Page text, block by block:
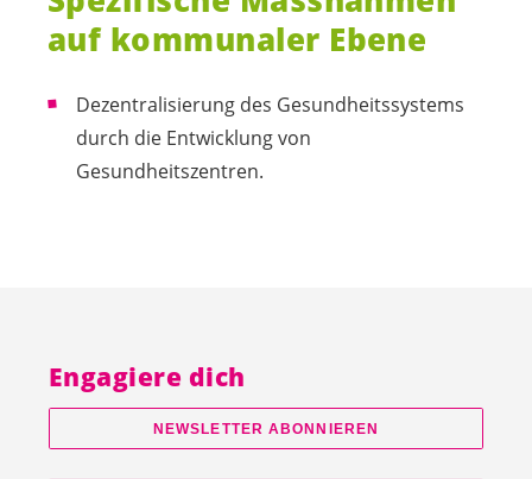
auf kommunaler Ebene
Dezentralisierung des Gesundheitssystems
durch die Entwicklung von
Gesundheitszentren.
Engagiere dich
NEWSLETTER ABONNIEREN